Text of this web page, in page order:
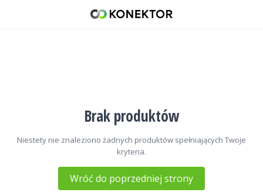
Brak produktów
Niestety nie znaleziono żadnych produktów spełniających Twoje
kryteria.
Wróć do poprzedniej strony